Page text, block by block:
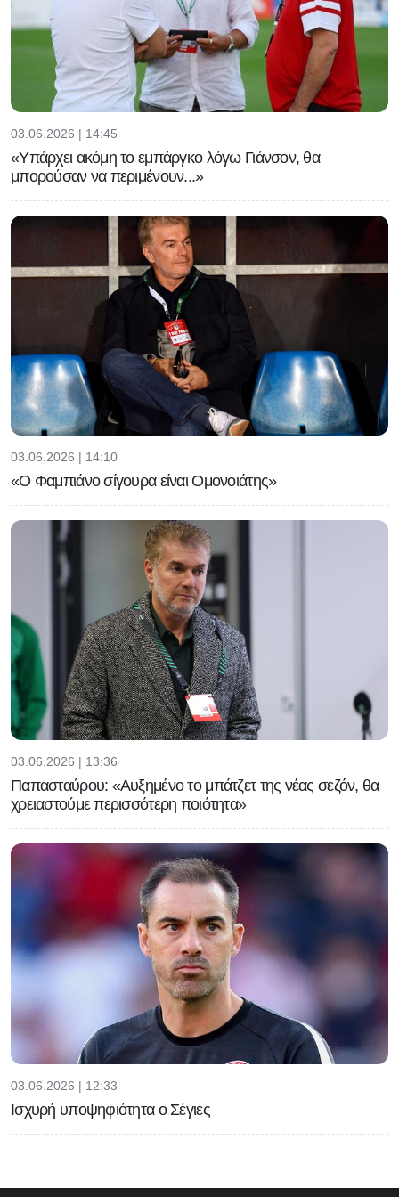
03.06.2026 | 14:45
«Υπάρχει ακόμη το εμπάργκο λόγω Γιάνσον, θα
μπορούσαν να περιμένουν...»
03.06.2026 | 14:10
«Ο Φαμπιάνο σίγουρα είναι Ομονοιάτης»
03.06.2026 | 13:36
Παπασταύρου: «Αυξημένο το μπάτζετ της νέας σεζόν, θα
χρειαστούμε περισσότερη ποιότητα»
03.06.2026 | 12:33
Ισχυρή υποψηφιότητα ο Σέγιες